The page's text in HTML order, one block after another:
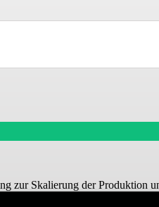
zur Skalierung der Produktion